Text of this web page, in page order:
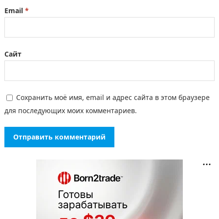
Email *
Сайт
Сохранить моё имя, email и адрес сайта в этом браузере
для последующих моих комментариев.